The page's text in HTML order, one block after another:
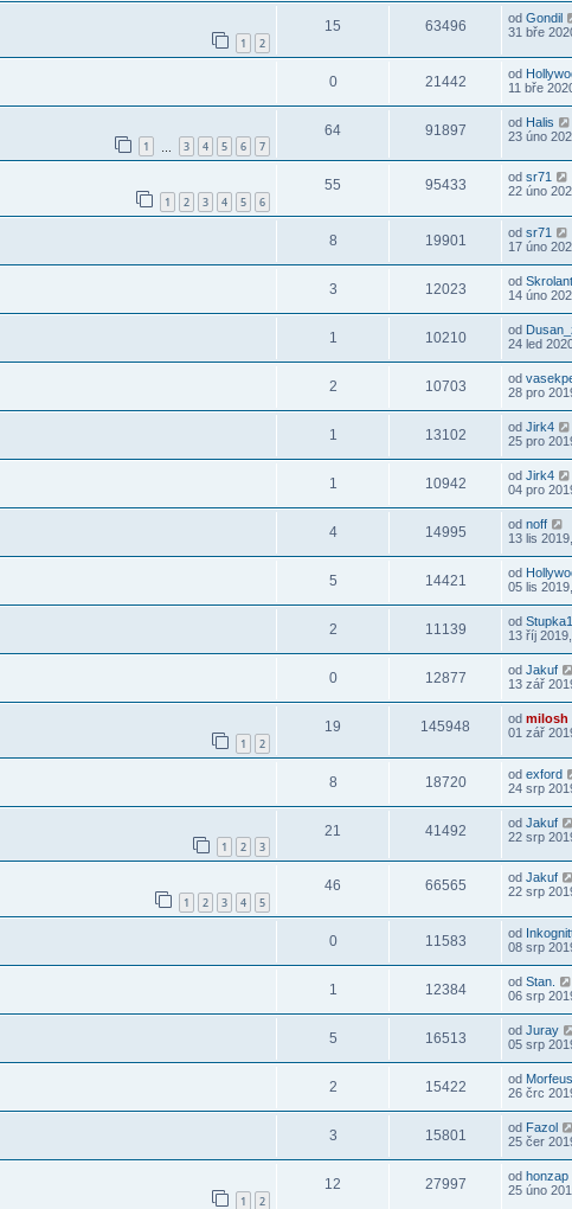
1 2
15 63496 od Gondil
31 bře
0 21442 od
11 bře
1 3 4 5 6 7
64 91897 od Halis
23 úno
1 2 3 4 5 6
55 95433 od sr71
22 úno
8 19901 od sr71
17 úno
3 12023 od Skrolant
14 úno
1 10210 od
24 led
2 10703 od
28 pro
1 13102 od Jirk4
25 pro
1 10942 od Jirk4
04 pro
4 14995 od noff
13 lis
5 14421 od
05 lis
2 11139 od
13 říj
0 12877 od Jakuf
13 zář
1 2
19 145948 od milosh
01 zář
8 18720 od exford
24 srp
1 2 3
21 41492 od Jakuf
22 srp
1 2 3 4 5
46 66565 od Jakuf
22 srp
0 11583 od
08 srp
1 12384 od Stan.
06 srp
5 16513 od Juray
05 srp
2 15422 od
26 črc
3 15801 od Fazol
25 čer
1 2
12 27997 od honzap
25 úno